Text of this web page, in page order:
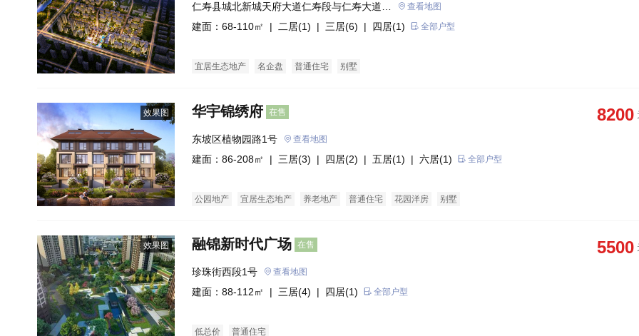
仁寿县城北新城天府大道仁寿段与仁寿大道交
查看地图
建面：68-110㎡ | 二居(1) | 三居(6) | 四居(1) 全部户型
宜居生态地产 名企盘 普通住宅 别墅
效果图 华宇锦绣府 在售 8200
东坡区植物园路1号 查看地图
建面：86-208㎡ | 三居(3) | 四居(2) | 五居(1) | 六居(1) 全部户型
公园地产 宜居生态地产 养老地产 普通住宅 花园洋房 别墅
效果图 融锦新时代广场 在售 5500
珍珠街西段1号 查看地图
建面：88-112㎡ | 三居(4) | 四居(1) 全部户型
低总价 普通住宅